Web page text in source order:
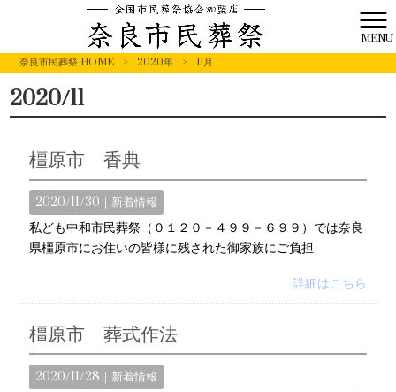
MENU
奈良市民葬祭 HOME
> 2020年 > 11月
2020/11
橿原市 香典
2020/11/30｜新着情報
私ども中和市民葬祭（０１２０－４９９－６９９）では奈良
県橿原市にお住いの皆様に残された御家族にご負担
詳細はこちら
橿原市 葬式作法
2020/11/28｜ 新着情報